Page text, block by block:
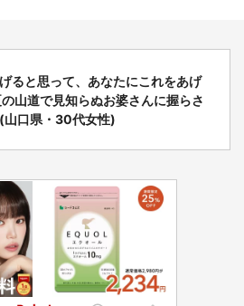
道府選択
げると思って、あなたにこれをあげ
山道で見知らぬお婆さんに握らさ
山口県・30代女性)